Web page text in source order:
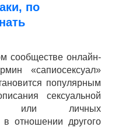
по
сообществе онлайн-
«сапиосексуал»
популярным
сексуальной
или личных
в отношении другого